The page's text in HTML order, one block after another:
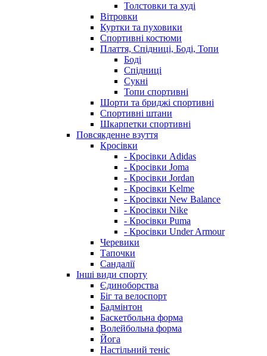
Толстовки та худі
Вітровки
Куртки та пуховики
Спортивні костюми
Плаття, Спідниці, Боді, Топи
Боді
Спідниці
Сукні
Топи спортивні
Шорти та бриджі спортивні
Спортивні штани
Шкарпетки спортивні
Повсякденне взуття
Кросівки
- Кросівки Adidas
- Кросівки Joma
- Кросівки Jordan
- Кросівки Kelme
- Кросівки New Balance
- Кросівки Nike
- Кросівки Puma
- Кросівки Under Armour
Черевики
Тапочки
Сандалії
Інші види спорту
Єдиноборства
Біг та велоспорт
Бадмінтон
Баскетбольна форма
Волейбольна форма
Йога
Настільний теніс